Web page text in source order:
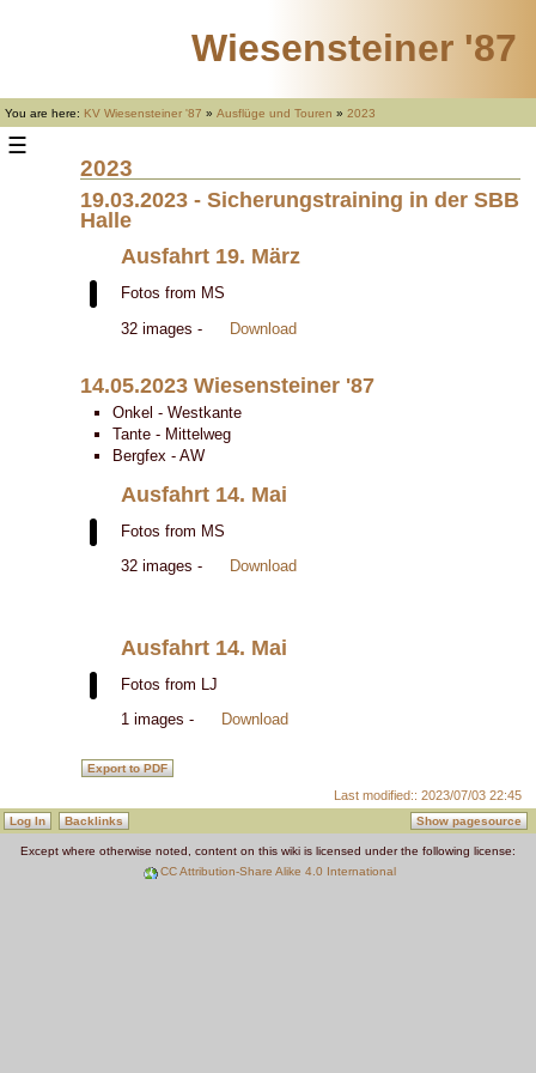
Wiesensteiner '87
You are here: KV Wiesensteiner '87 » Ausflüge und Touren » 2023
☰
2023
19.03.2023 - Sicherungstraining in der SBB
Halle
Ausfahrt 19. März
Fotos from MS
32 images -
Download
14.05.2023 Wiesensteiner '87
Onkel - Westkante
Tante - Mittelweg
Bergfex - AW
Ausfahrt 14. Mai
Fotos from MS
32 images -
Download
Ausfahrt 14. Mai
Fotos from LJ
1 images -
Download
Last modified:: 2023/07/03 22:45
Log In Backlinks Show pagesource
Except where otherwise noted, content on this wiki is licensed under the following license:
CC Attribution-Share Alike 4.0 International